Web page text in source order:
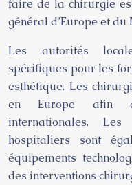
faire de la chirurgie
général d’Europe et du
Les autorités
spécifiques pour les
esthétique. Les
en Europe afin
internationales.
hospitaliers sont
équipements
des interventions